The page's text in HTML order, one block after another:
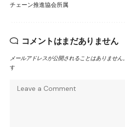
チェーン推進協会所属
コメントはまだありません
メールアドレスが公開されることはありません。
す